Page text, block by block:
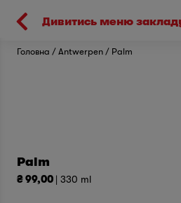
Головна Antwerpen Palm
Дивитись меню
Palm
₴ 99,00 | 330 ml